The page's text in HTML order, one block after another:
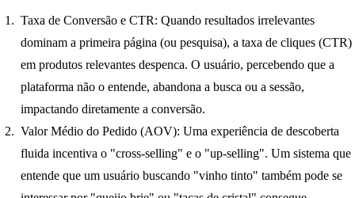
Taxa de Conversão e CTR: Quando resultados irrelevantes
dominam a primeira página (ou pesquisa), a taxa de cliques (CTR)
em produtos relevantes despenca. O usuário, percebendo que a
plataforma não o entende, abandona a busca ou a sessão,
impactando diretamente a conversão.
Valor Médio do Pedido (AOV): Uma experiência de descoberta
fluida incentiva o "cross-selling" e o "up-selling". Um sistema que
entende que um usuário buscando "vinho tinto" também pode se